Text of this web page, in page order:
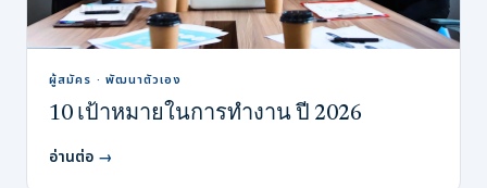
ผู้สมัคร · พัฒนาตัวเอง
10 เป้าหมายในการทำงาน ปี 2026
อ่านต่อ →